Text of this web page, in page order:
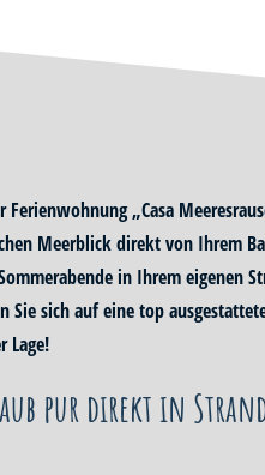
Ferienwohnung „Casa
Meerblick direkt von Ihrem
in Ihrem eigenen
Sie sich auf eine top
Lage!
pur direkt in